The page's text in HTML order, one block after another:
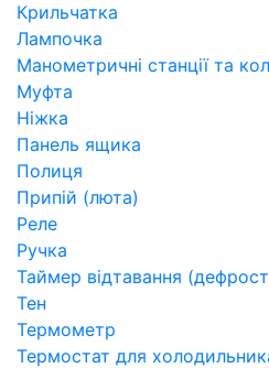
Крильчатка
Лампочка
Манометричні станції та
Муфта
Ніжка
Панель ящика
Полиця
Припій (люта)
Реле
Ручка
Таймер відтавання
Тен
Термометр
Термостат для